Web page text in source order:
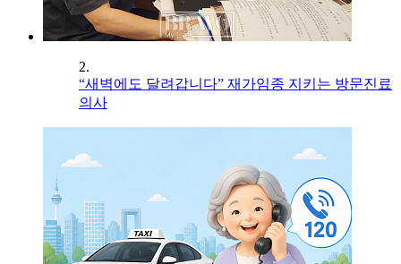
2.
“새벽에도 달려갑니다” 재가임종 지키는 방문진료
의사